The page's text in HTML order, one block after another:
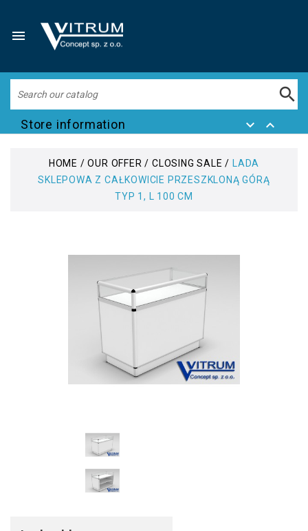


Store information  
HOME OUR OFFER CLOSING SALE
LADA
SKLEPOWA Z CAŁKOWICIE PRZESZKLONĄ GÓRĄ
TYP 1, L 100 CM